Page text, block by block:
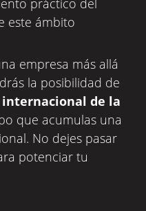
práctico del
este ámbito
empresa más allá
la posibilidad de
de la
que acumulas una
No dejes pasar
potenciar tu